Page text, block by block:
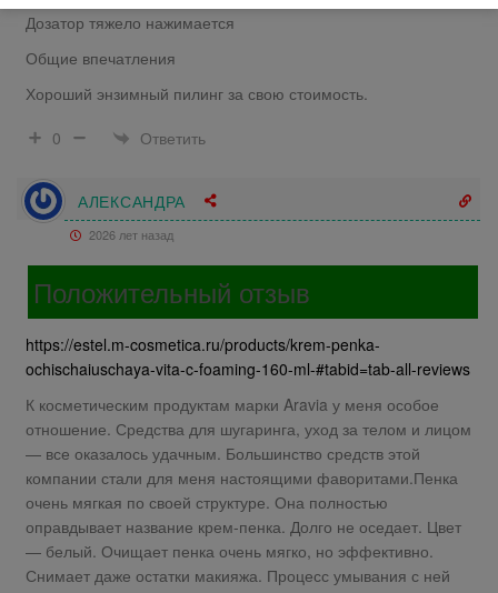
Дозатор тяжело нажимается
Общие впечатления
Хороший энзимный пилинг за свою стоимость.
0
Ответить
АЛЕКСАНДРА
2026 лет назад
Положительный отзыв
https://estel.m-cosmetica.ru/products/krem-penka-
ochischaiuschaya-vita-c-foaming-160-ml-#tabid=tab-all-reviews
К косметическим продуктам марки Aravia у меня особое
отношение. Средства для шугаринга, уход за телом и лицом
— все оказалось удачным. Большинство средств этой
компании стали для меня настоящими фаворитами.Пенка
очень мягкая по своей структуре. Она полностью
оправдывает название крем-пенка. Долго не оседает. Цвет
— белый. Очищает пенка очень мягко, но эффективно.
Снимает даже остатки макияжа. Процесс умывания с ней